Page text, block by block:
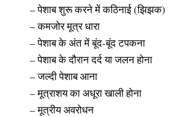
– पेशाब शुरू करने में कठिनाई (झिझक)
– कमजोर मूत्र धारा
– पेशाब के अंत में बूंद-बूंद टपकना
– पेशाब के दौरान दर्द या जलन होना
– जल्दी पेशाब आना
– मूत्राशय का अधूरा खाली होना
– मूत्रीय अवरोधन